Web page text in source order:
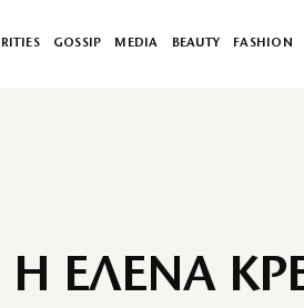
GOSSIP MEDIA BEAUTY FASHION
Η ΕΛΕΝΑ